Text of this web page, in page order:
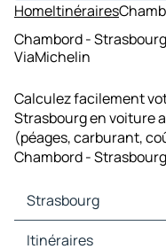
HomeItinéraires
Chambord -
ViaMichelin
Calculez facilement
Strasbourg en voiture
(péages, carburant,
Chambord -
Strasbourg
Strasbourg Cartes et
Itinéraires